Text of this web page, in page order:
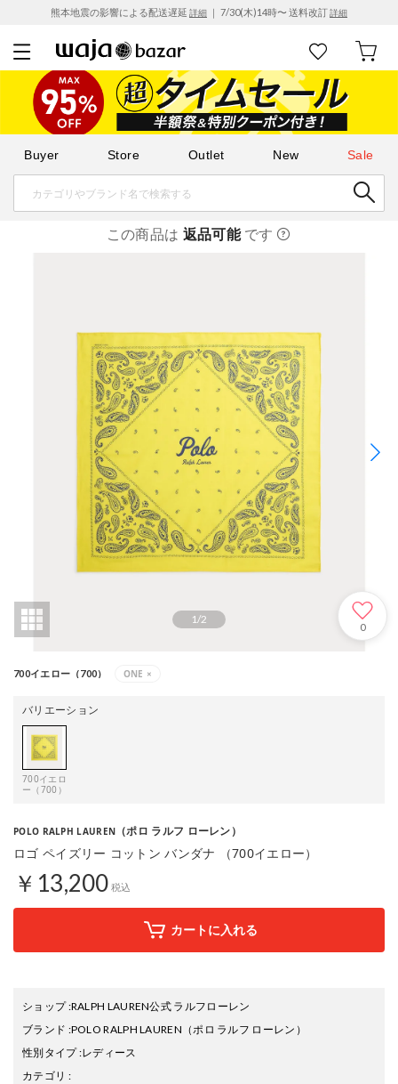
熊本地震の影響による配送遅延 詳細 ｜ 7/30(木)14時〜 送料改訂詳細
Buyer Store Outlet New Sale
この商品は 返品可能です
1/2
0
700イエロー（700） ONE ×
バリエーション
700イエロ
ー（700）
POLO RALPH LAUREN （ポロ ラルフ ローレン）
ロゴ ペイズリー コットン バンダナ （700イエロー）
￥13,200 税込
カートに入れる
ショップ:RALPH LAUREN公式 ラルフローレン
ブランド :POLO RALPH LAUREN （ポロ ラルフ ローレン）
性別タイプ:レディース
カテゴリ :